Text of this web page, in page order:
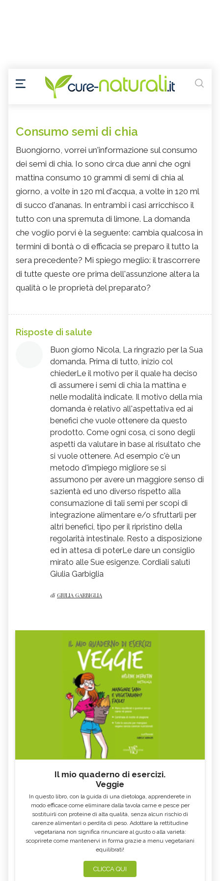
Consumo semi di chia
Buongiorno, vorrei un'informazione sul consumo
dei semi di chia. Io sono circa due anni che ogni
mattina consumo 10 grammi di semi di chia al
giorno, a volte in 120 ml d'acqua, a volte in 120 ml
di succo d'ananas. In entrambi i casi arricchisco il
tutto con una spremuta di limone. La domanda
che voglio porvi è la seguente: cambia qualcosa in
termini di bontà o di efficacia se preparo il tutto la
sera precedente? Mi spiego meglio: il trascorrere
di tutte queste ore prima dell'assunzione altera la
qualità o le proprietà del preparato?
Risposte di salute
Buon giorno Nicola, La ringrazio per la Sua
domanda. Prima di tutto, inizio col
chiederLe il motivo per il quale ha deciso
di assumere i semi di chia la mattina e
nelle modalità indicate. Il motivo della mia
domanda è relativo all'aspettativa ed ai
benefici che vuole ottenere da questo
prodotto. Come ogni cosa, ci sono degli
aspetti da valutare in base al risultato che
si vuole ottenere. Ad esempio c'è un
metodo d'impiego migliore se si
assumono per avere un maggiore senso di
sazientà ed uno diverso rispetto alla
consumazione di tali semi per scopi di
integrazione alimentare e/o sfruttarli per
altri benefici, tipo per il ripristino della
regolarità intestinale. Resto a disposizione
ed in attesa di poterLe dare un consiglio
mirato alle Sue esigenze. Cordiali saluti
Giulia Garbiglia
di GIULIA GARBIGLIA
Il mio quaderno di esercizi.
Veggie
In questo libro, con la guida di una dietologa, apprenderete in
modo efficace come eliminare dalla tavola carne e pesce per
sostituirli con proteine di alta qualità, senza alcun rischio di
carenze alimentari o perdita di peso. Adottare la rettitudine
vegetariana non significa rinunciare al gusto o alla varietà:
scoprirete come mantenervi in forma grazie a menu vegetariani
equilibrati!
CLICCA QUI